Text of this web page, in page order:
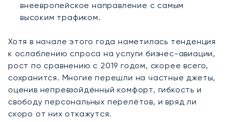
внеевропейское направление с самым
высоким трафиком.
Хотя в начале этого года наметилась тенденция
к ослаблению спроса на услуги бизнес-авиации,
рост по сравнению с 2019 годом, скорее всего,
сохранится. Многие перешли на частные джеты,
оценив непревзойдённый комфорт, гибкость и
свободу персональных перелётов, и вряд ли
скоро от них откажутся.